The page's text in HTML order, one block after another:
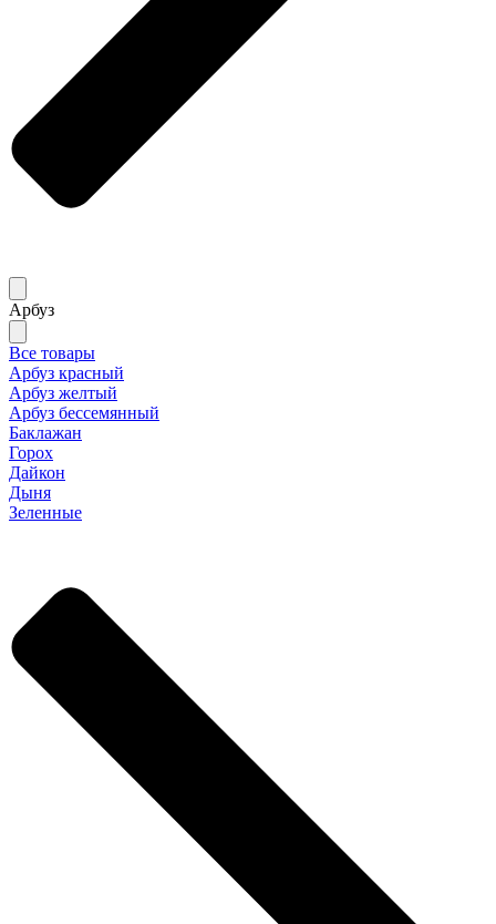
Арбуз
Все товары
Арбуз красный
Арбуз желтый
Арбуз бессемянный
Баклажан
Горох
Дайкон
Дыня
Зеленные